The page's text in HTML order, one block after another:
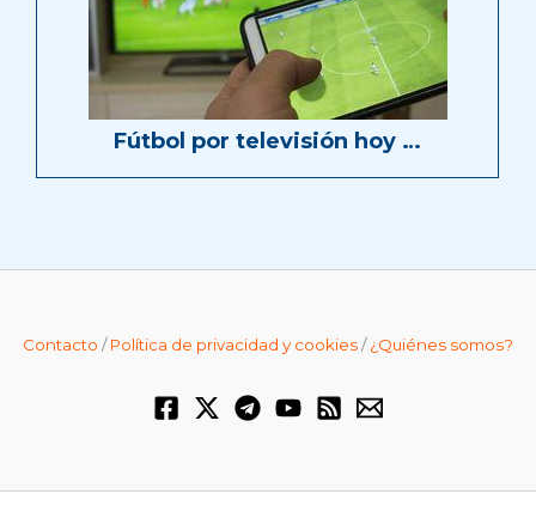
Fútbol por televisión hoy …
Contacto /Política de privacidad y cookies/¿Quiénes somos?